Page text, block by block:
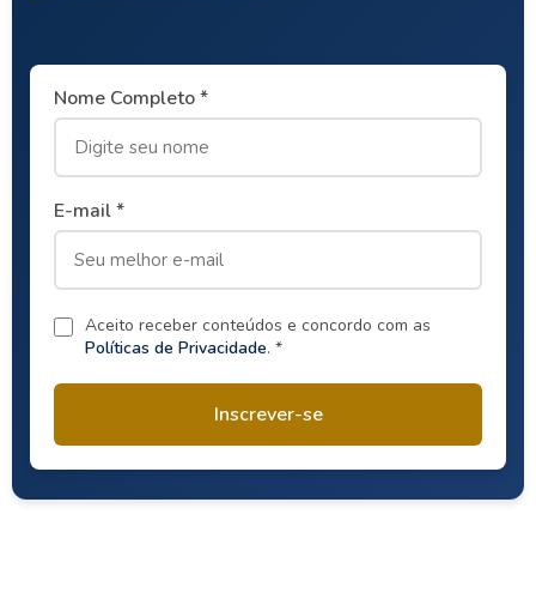
Nome Completo *
E-mail *
Aceito receber conteúdos e concordo com as
Políticas de Privacidade. *
Inscrever-se